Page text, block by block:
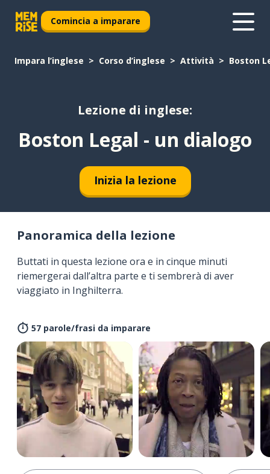
Comincia a imparare
Impara l’inglese Corso d’inglese Attività Boston
Lezione di inglese:
Boston Legal - un dialogo
Inizia la lezione
Panoramica della lezione
Buttati in questa lezione ora e in cinque minuti
riemergerai dall’altra parte e ti sembrerà di aver
viaggiato in Inghilterra.
57 parole/frasi da imparare